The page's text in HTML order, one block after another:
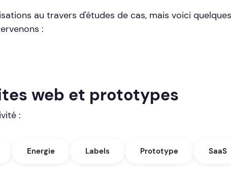
au travers d'études de cas, mais voici
:
web et prototypes
:
Energie Labels Prototype SaaS